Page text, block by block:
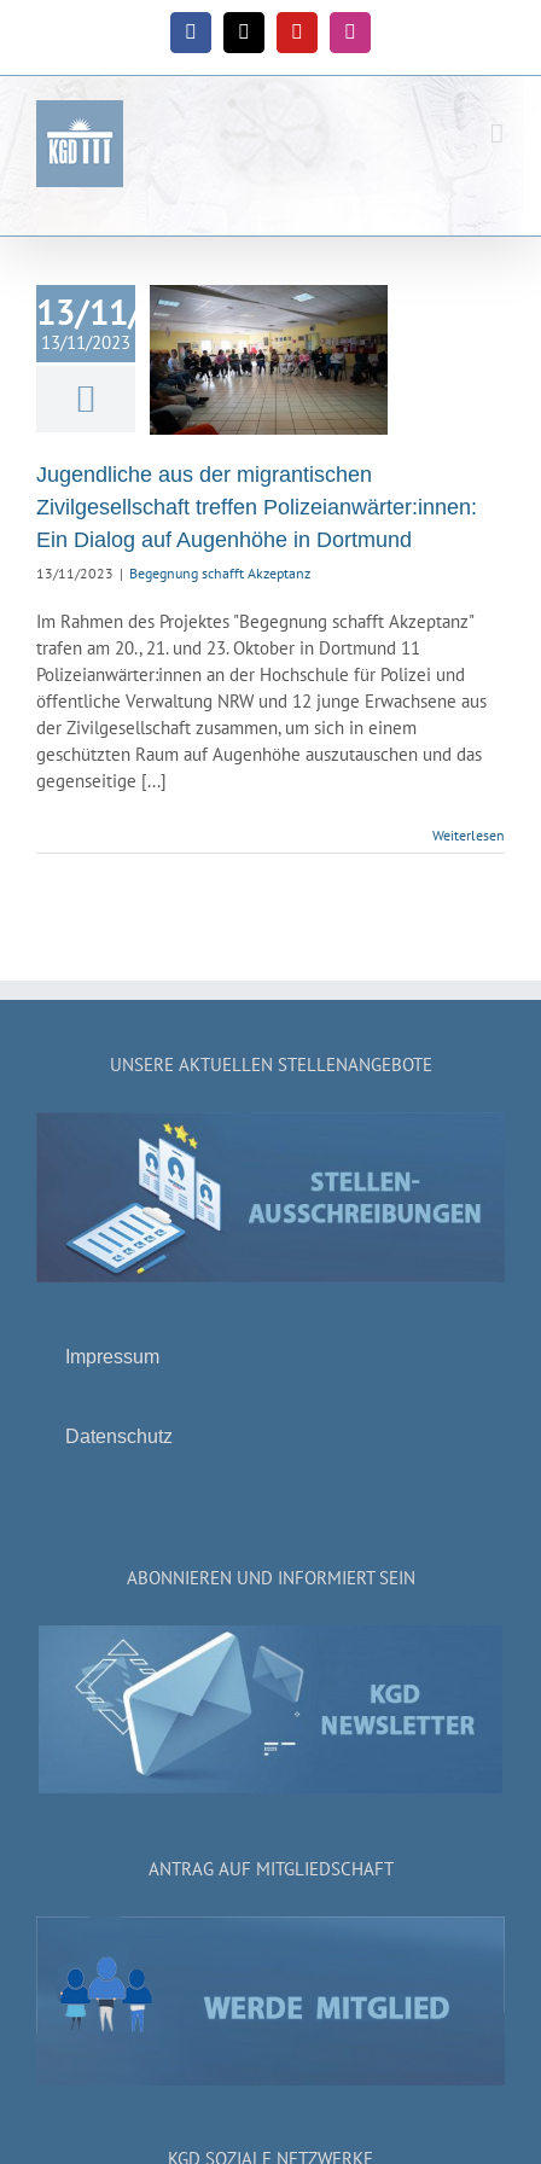
Facebook
X YouTubeInstagram
13/11/2023
13/11/2023
treffen
schafft Akzeptanz
Jugendliche aus der migrantischen
Zivilgesellschaft treffen Polizeianwärter:innen:
Ein Dialog auf Augenhöhe in Dortmund
13/11/2023 | Begegnung schafft Akzeptanz
Im Rahmen des Projektes "Begegnung schafft Akzeptanz"
trafen am 20., 21. und 23. Oktober in Dortmund 11
Polizeianwärter:innen an der Hochschule für Polizei und
öffentliche Verwaltung NRW und 12 junge Erwachsene aus
der Zivilgesellschaft zusammen, um sich in einem
geschützten Raum auf Augenhöhe auszutauschen und das
gegenseitige [...]
Weiterlesen
UNSERE AKTUELLEN STELLENANGEBOTE
Impressum
Datenschutz
ABONNIEREN UND INFORMIERT SEIN
ANTRAG AUF MITGLIEDSCHAFT
KGD SOZIALE NETZWERKE